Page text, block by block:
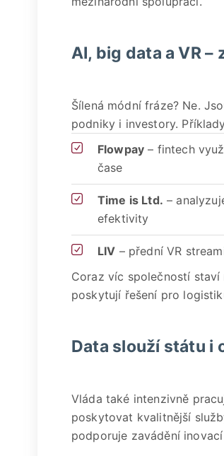
AI, big data a VR
Šílená módní fráze? Ne.
podniky i investory.
Flowpay – fintech
čase
Time is Ltd. –
efektivity
LIV – přední VR
Coraz víc společností staví
poskytují řešení pro
Data slouží státu i
Vláda také intenzivně
poskytovat kvalitnější
podporuje zavádění